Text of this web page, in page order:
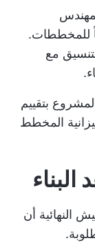
للمخططات.
مع
بتقييم
المخطط
النهائية أن